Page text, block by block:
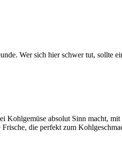
Wer sich hier schwer tut, sollte
absolut Sinn macht,
die perfekt zum